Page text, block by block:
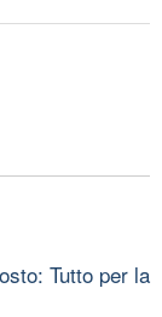
Tutto per la